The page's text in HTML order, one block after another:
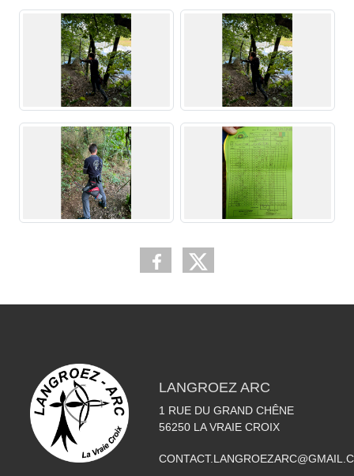
LANGROEZ ARC
1 RUE DU GRAND CHÊNE
56250 LA VRAIE CROIX